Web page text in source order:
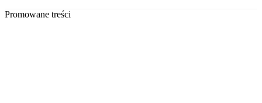
Promowane treści